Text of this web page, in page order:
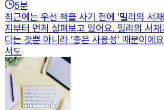
5분
최근에는 우선 책을 사기 전에 ‘밀리의 서
지부터 먼저 살펴보고 있어요. 밀리의 서
다는 것뿐 아니라 ‘좋은 사용성’ 때문이에
서도